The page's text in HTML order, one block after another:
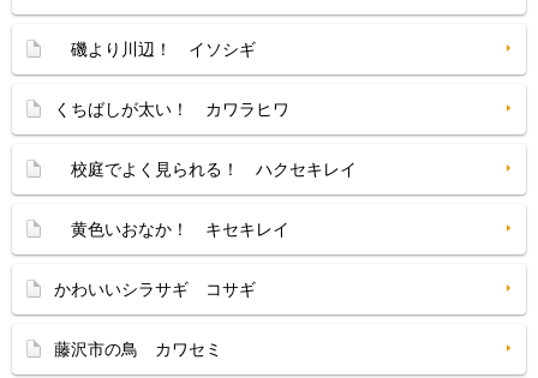
磯より川辺！ イソシギ
くちばしが太い！ カワラヒワ
校庭でよく見られる！ ハクセキレイ
黄色いおなか！ キセキレイ
かわいいシラサギ コサギ
藤沢市の鳥 カワセミ